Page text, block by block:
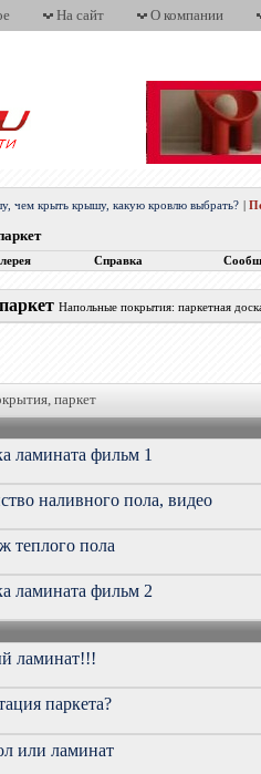
На сайт О компании
чем крыть крышу, какую кровлю выбрать?
Справка
Напольные покрытия: паркетная
паркет
ламината фильм 1
наливного пола, видео
теплого пола
ламината фильм 2
ламинат!!!
паркета?
или ламинат